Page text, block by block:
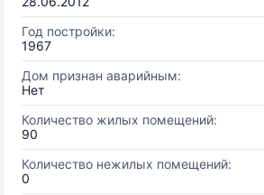
Год постройки:
1967
Дом признан аварийным:
Нет
Количество жилых помещений:
90
Количество нежилых помещений:
0